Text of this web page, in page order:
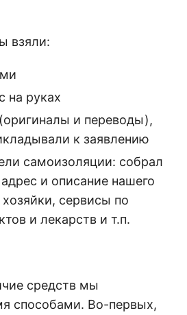
взяли:
на руках
и переводы),
к заявлению
самоизоляции: собрал
и описание нашего
сервисы по
и лекарств и т.п.
средств мы
способами. Во-первых,